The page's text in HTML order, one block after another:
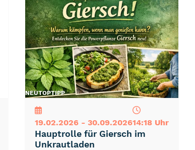
NEUTOPTIPP
19.02.2026 - 30.09.202614:18 Uhr
Hauptrolle für Giersch im
Unkrautladen